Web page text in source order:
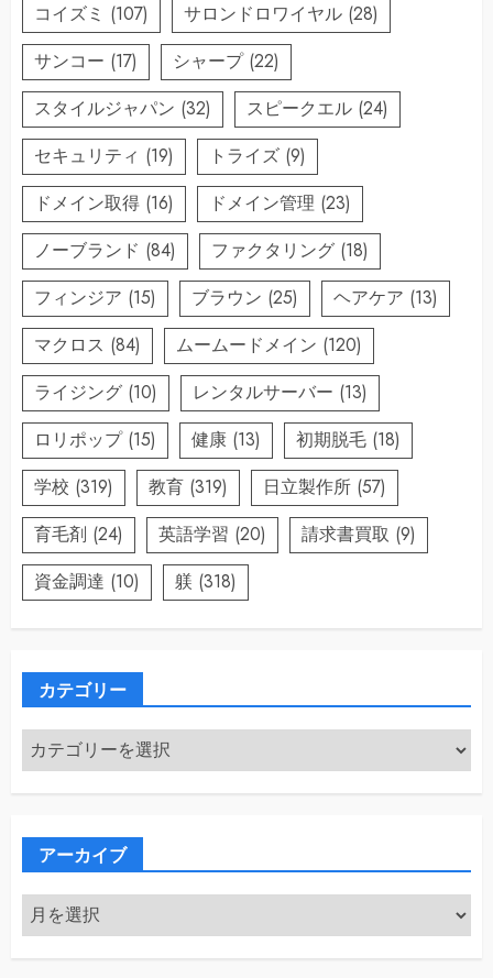
コイズミ (107) サロンドロワイヤル (28)
サンコー (17) シャープ(22)
スタイルジャパン (32) スピークエル (24)
セキュリティ (19) トライズ (9)
ドメイン取得 (16) ドメイン管理 (23)
ノーブランド (84) ファクタリング (18)
フィンジア (15) ブラウン (25) ヘアケア (13)
マクロス (84) ムームードメイン (120)
ライジング (10) レンタルサーバー (13)
ロリポップ(15) 健康 (13) 初期脱毛 (18)
学校 (319) 教育 (319) 日立製作所 (57)
育毛剤 (24) 英語学習 (20) 請求書買取 (9)
資金調達 (10) 躾 (318)
カテゴリー
カ
テ
ゴ
アーカイブ
ア
ー
カ